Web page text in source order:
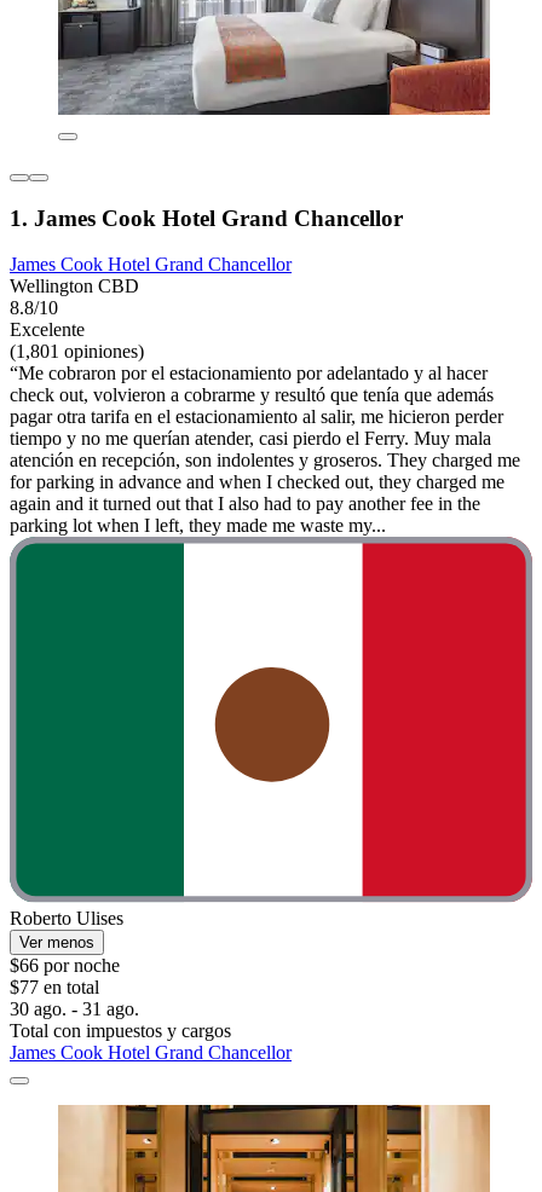
1. James Cook Hotel Grand Chancellor
James Cook Hotel Grand Chancellor
Wellington CBD
8.8/10
Excelente
(1,801 opiniones)
“Me cobraron por el estacionamiento por adelantado y al hacer
check out, volvieron a cobrarme y resultó que tenía que además
pagar otra tarifa en el estacionamiento al salir, me hicieron perder
tiempo y no me querían atender, casi pierdo el Ferry. Muy mala
atención en recepción, son indolentes y groseros. They charged me
for parking in advance and when I checked out, they charged me
again and it turned out that I also had to pay another fee in the
parking lot when I left, they made me waste my...
Roberto Ulises
Ver menos
$66 por noche
$77 en total
30 ago. - 31 ago.
Total con impuestos y cargos
James Cook Hotel Grand Chancellor